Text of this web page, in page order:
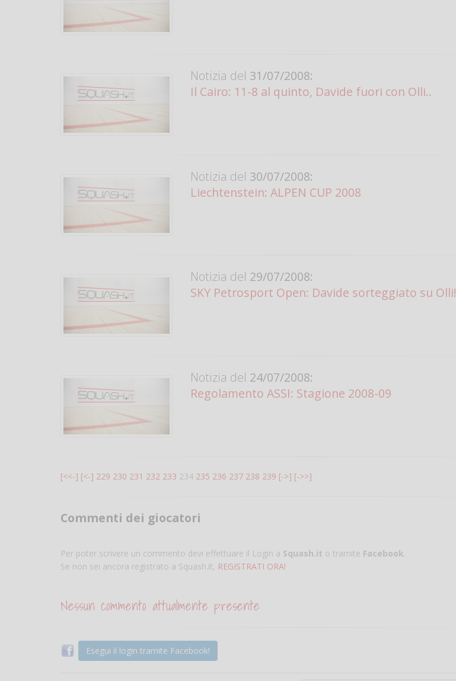
Notizia del 31/07/2008:
Il Cairo: 11-8 al quinto, Davide fuori con Olli..
Notizia del 30/07/2008:
Liechtenstein: ALPEN CUP 2008
Notizia del 29/07/2008:
SKY Petrosport Open: Davide sorteggiato su Olli!
Notizia del 24/07/2008:
Regolamento ASSI: Stagione 2008-09
[<<-] [<-] 229 230 231 232 233 234 235 236 237 238 239 [->] [->>]
Commenti dei giocatori
Per poter scrivere un commento devi effettuare il Login a Squash.it o tramite Facebook.
Se non sei ancora registrato a Squash.it, REGISTRATI ORA!
Nessun commento attualmente presente
Esegui il login tramite Facebook!